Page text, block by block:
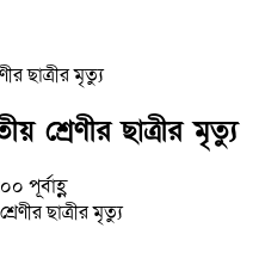
ছাত্রীর মৃত্যু
শ্রেণীর ছাত্রীর মৃত্যু
পূর্বাহ্ণ